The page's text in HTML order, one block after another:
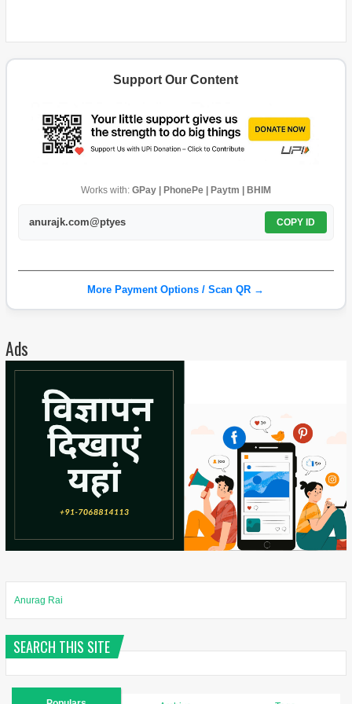
Support Our Content
Works with: GPay | PhonePe | Paytm | BHIM
anurajk.com@ptyes COPY ID
More Payment Options / Scan QR →
Ads
Anurag Rai
SEARCH THIS SITE